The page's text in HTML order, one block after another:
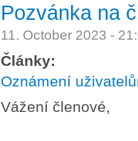
Pozvánka na
11. October 2023 -
Články:
Oznámení
Vážení členové,